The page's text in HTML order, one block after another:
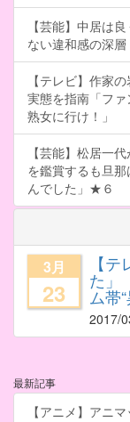
【芸能】中居は
ない違和感の深層
【テレビ】作家
実態を指南「ファ
熟女に行け！」
【芸能】松居一
を鑑賞するも旦
んでした」★６
3月
23
【
た」
ム帯
2017/
最新記事
【アニメ】アニ